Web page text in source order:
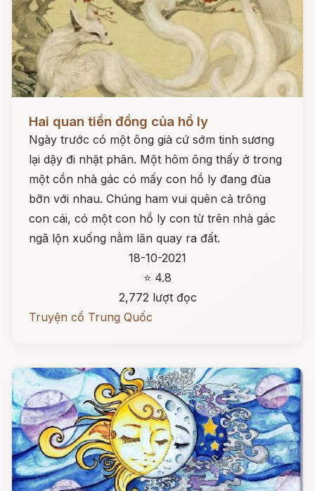
Hai quan tiền đồng của hồ ly
Ngày trước có một ông già cứ sớm tinh sương
lại dậy đi nhặt phân. Một hôm ông thấy ở trong
một cồn nhà gác có mấy con hồ ly đang đùa
bỡn với nhau. Chúng ham vui quên cả trông
con cái, có một con hồ ly con từ trên nhà gác
ngã lộn xuống nằm lăn quay ra đất.
18-10-2021
⭐ 4.8
2,772 lượt đọc
Truyện cổ Trung Quốc